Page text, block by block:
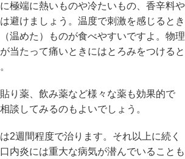
極端に熱いものや冷たいもの、香辛料や
避けましょう。温度で刺激を感じるとき
温めた）ものが食べやすいですよ。物理
当たって痛いときにはとろみをつけると
り薬、飲み薬など様々な薬も効果的で
談してみるのもよいでしょう。
2週間程度で治ります。それ以上に続く
内炎には重大な病気が潜んでいることも